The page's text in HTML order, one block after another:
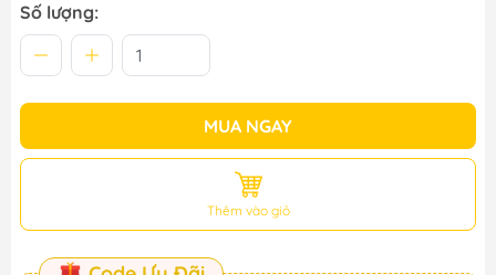
Số lượng:
MUA NGAY
Thêm vào giỏ